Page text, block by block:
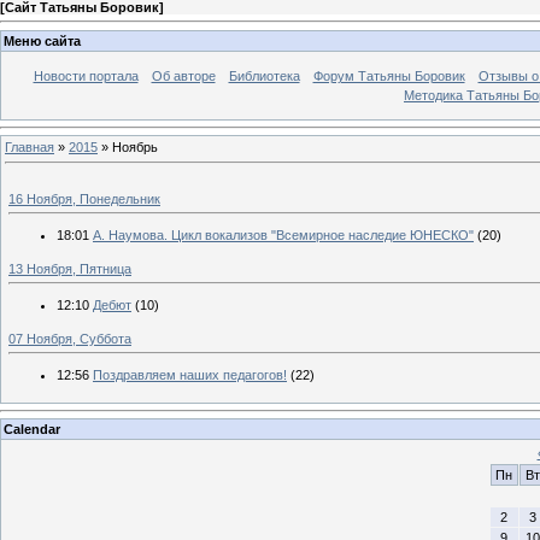
[Сайт Татьяны Боровик]
Меню сайта
Новости портала Об авторе Библиотека Форум Татьяны Боровик
Отзывы о
Методика Татьяны
Главная » 2015 » Ноябрь
16 Ноября, Понедельник
18:01 А. Наумова. Цикл вокализов "Всемирное наследие ЮНЕСКО" (20)
13 Ноября, Пятница
12:10 Дебют (10)
07 Ноября, Суббота
12:56 Поздравляем наших педагогов! (22)
Calendar
Пн
Вт
2
3